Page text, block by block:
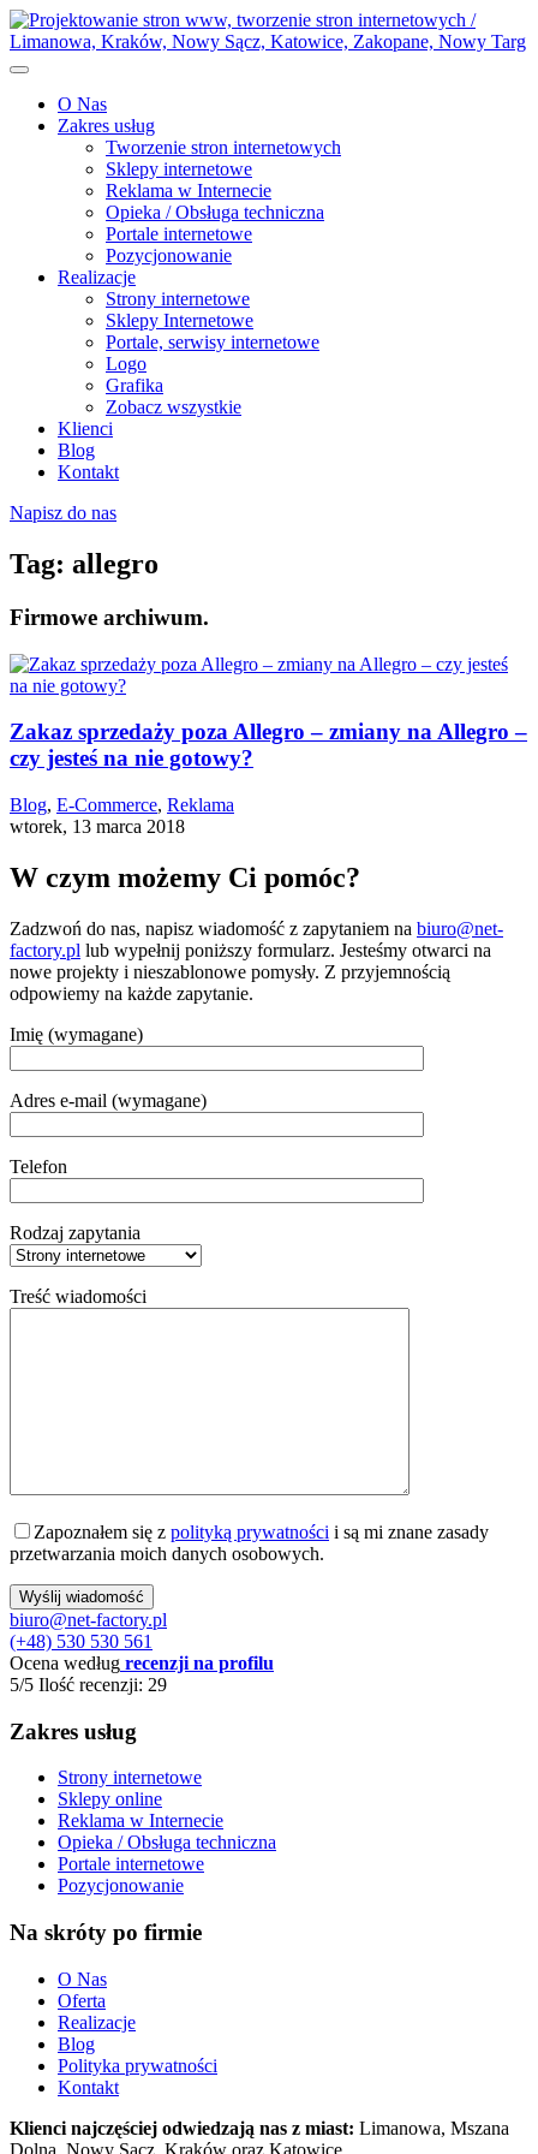
O Nas
Zakres usług
Tworzenie stron internetowych
Sklepy internetowe
Reklama w Internecie
Opieka / Obsługa techniczna
Portale internetowe
Pozycjonowanie
Realizacje
Strony internetowe
Sklepy Internetowe
Portale, serwisy internetowe
Logo
Grafika
Zobacz wszystkie
Klienci
Blog
Kontakt
Napisz do nas
Tag: allegro
Firmowe archiwum.
Zakaz sprzedaży poza Allegro – zmiany na Allegro –
czy jesteś na nie gotowy?
Blog, E-Commerce, Reklama
wtorek, 13 marca 2018
W czym możemy Ci pomóc?
Zadzwoń do nas, napisz wiadomość z zapytaniem na biuro@net-
factory.pl lub wypełnij poniższy formularz. Jesteśmy otwarci na
nowe projekty i nieszablonowe pomysły. Z przyjemnością
odpowiemy na każde zapytanie.
Imię (wymagane)
Adres e-mail (wymagane)
Telefon
Rodzaj zapytania
Treść wiadomości
Zapoznałem się z polityką prywatności i są mi znane zasady
przetwarzania moich danych osobowych.
biuro@net-factory.pl
(+48) 530 530 561
Ocena według recenzji na profilu
5/5 Ilość recenzji: 29
Zakres usług
Strony internetowe
Sklepy online
Reklama w Internecie
Opieka / Obsługa techniczna
Portale internetowe
Pozycjonowanie
Na skróty po firmie
O Nas
Oferta
Realizacje
Blog
Polityka prywatności
Kontakt
Klienci najczęściej odwiedzają nas z miast: Limanowa, Mszana
Dolna, Nowy Sącz, Kraków oraz Katowice.